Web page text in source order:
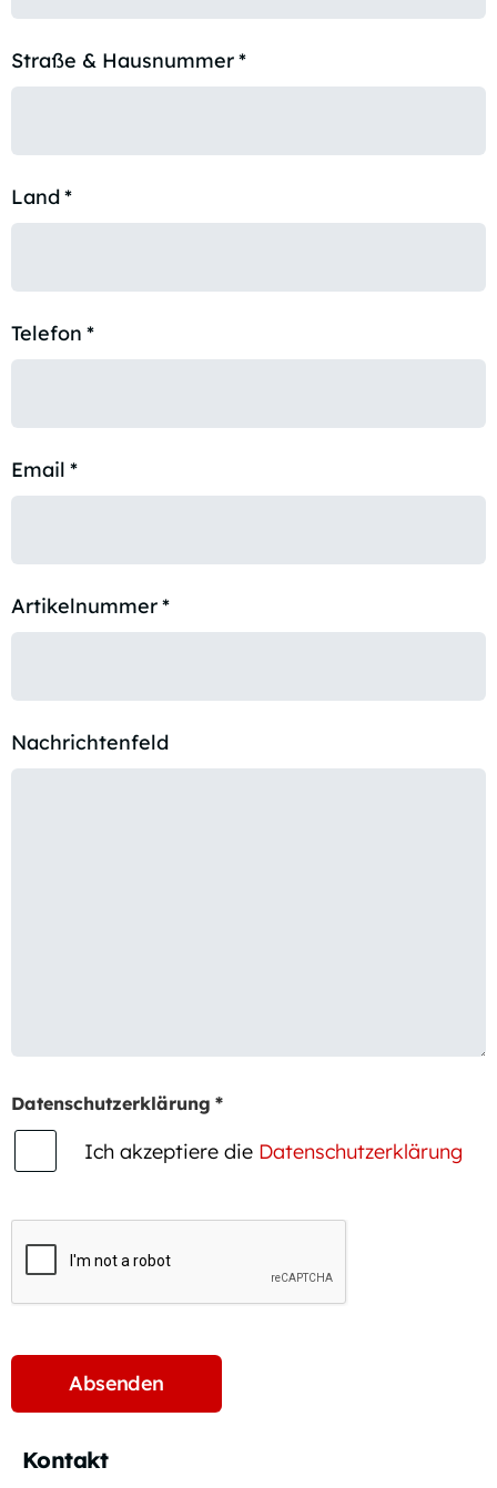
Straße & Hausnummer*
Land*
Telefon *
Email *
Artikelnummer*
Nachrichtenfeld
Datenschutzerklärung *
Ich akzeptiere die Datenschutzerklärung
Kontakt